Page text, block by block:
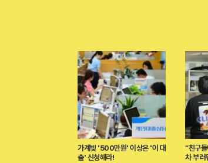
가계빚 '500만원' 이상은 '이 대
출' 신청해라!
“친구
차 부러